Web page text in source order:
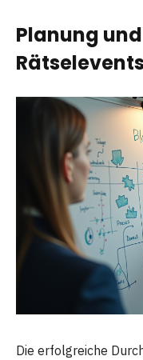
Planung
Die erfolgreiche